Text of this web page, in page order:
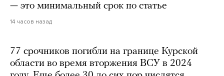
— это минимальный срок по статье
14 часов назад
77 срочников погибли на границе Курской
области во время вторжения ВСУ в 2024